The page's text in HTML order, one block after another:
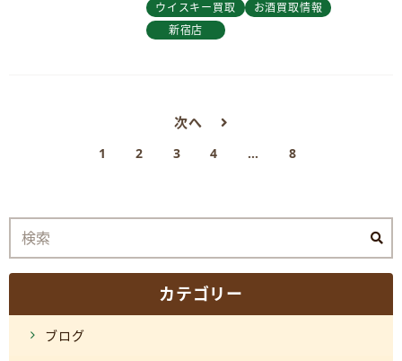
ウイスキー買取
お酒買取情報
新宿店
次へ
1 2 3 4 … 8
カテゴリー
ブログ